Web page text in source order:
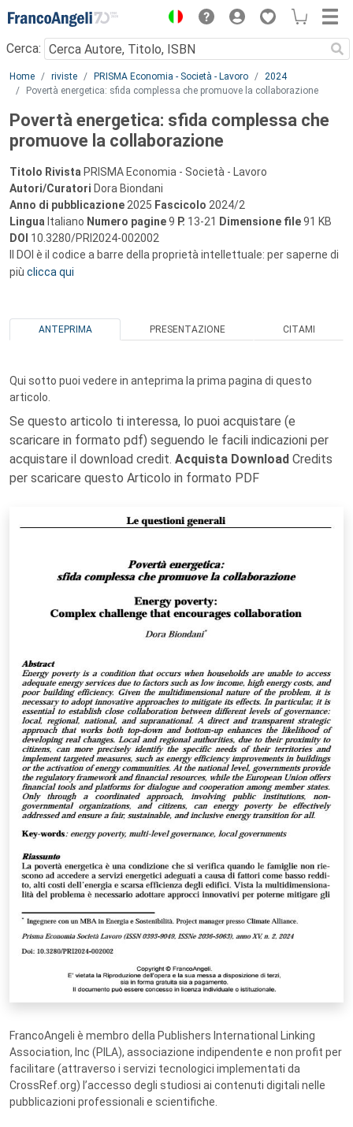
Menu
Cerca:
Main content
Home riviste PRISMA Economia - Società - Lavoro
2024
Povertà energetica: sfida complessa che promuove la collaborazione
Povertà energetica: sfida complessa che
promuove la collaborazione
Titolo Rivista PRISMA Economia - Società - Lavoro
Autori/Curatori Dora Biondani
Anno di pubblicazione 2025 Fascicolo 2024/2
Lingua Italiano Numero pagine9 P. 13-21 Dimensione file91 KB
DOI 10.3280/PRI2024-002002
Il DOI è il codice a barre della proprietà intellettuale: per saperne di
più clicca qui
ANTEPRIMA PRESENTAZIONE CITAMI
Qui sotto puoi vedere in anteprima la prima pagina di questo
articolo.
Se questo articolo ti interessa, lo puoi acquistare (e
scaricare in formato pdf) seguendo le facili indicazioni per
acquistare il download credit. Acquista Download Credits
per scaricare questo Articolo in formato PDF
FrancoAngeli è membro della Publishers International Linking
Association, Inc (PILA), associazione indipendente e non profit per
facilitare (attraverso i servizi tecnologici implementati da
CrossRef.org) l’accesso degli studiosi ai contenuti digitali nelle
pubblicazioni professionali e scientifiche.